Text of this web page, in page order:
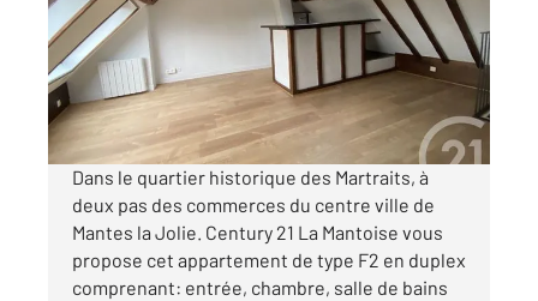
Appartement F2 à louer
575,73 €
par mois charges comprises
Dans le quartier historique des Martraits, à
deux pas des commerces du centre ville de
Mantes la Jolie. Century 21 La Mantoise vous
propose cet appartement de type F2 en duplex
comprenant: entrée, chambre, salle de bains